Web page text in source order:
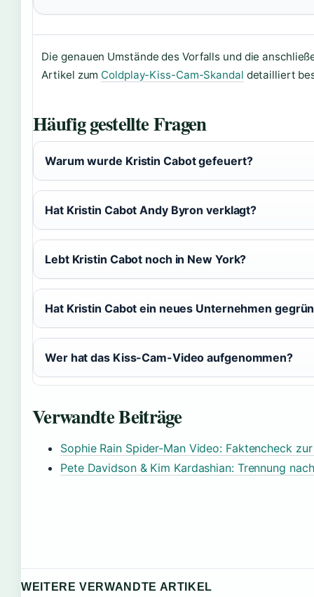
Die genauen Umstände des Vorfalls und die
Artikel zum Coldplay-Kiss-Cam-Skandal detailliert
Häufig gestellte Fragen
Warum wurde Kristin Cabot gefeuert?
Hat Kristin Cabot Andy Byron verklagt?
Lebt Kristin Cabot noch in New York?
Hat Kristin Cabot ein neues Unternehmen
Wer hat das Kiss-Cam-Video aufgenommen?
Verwandte Beiträge
Sophie Rain Spider-Man Video: Faktencheck
Pete Davidson & Kim Kardashian: Trennung
WEITERE VERWANDTE ARTIKEL